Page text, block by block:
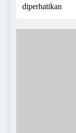
diperhatikan